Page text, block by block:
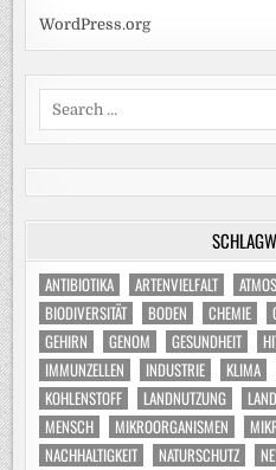
WordPress.org
Search
ANTIBIOTIKA ARTENVIELFALT
BIODIVERSITÄT
BODEN CHEMIE
GEHIRN
GENOM GESUNDHEIT
IMMUNZELLEN
INDUSTRIE KLIMA
KOHLENSTOFF
LANDNUTZUNG
MENSCH
MIKROORGANISMEN
NACHHALTIGKEIT
NATURSCHUTZ